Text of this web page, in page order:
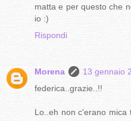
matta e per questo che
io :)
Rispondi
Morena
13 gennaio
federica..grazie..!!
Lo..eh non c'erano mica